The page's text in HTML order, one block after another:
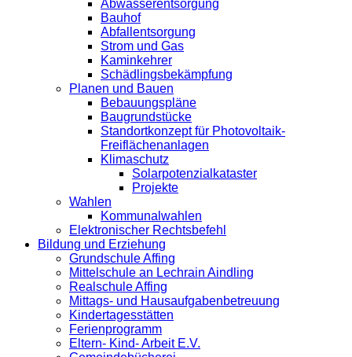
Abwasserentsorgung
Bauhof
Abfallentsorgung
Strom und Gas
Kaminkehrer
Schädlingsbekämpfung
Planen und Bauen
Bebauungspläne
Baugrundstücke
Standortkonzept für Photovoltaik-
Freiflächenanlagen
Klimaschutz
Solarpotenzialkataster
Projekte
Wahlen
Kommunalwahlen
Elektronischer Rechtsbefehl
Bildung und Erziehung
Grundschule Affing
Mittelschule an Lechrain Aindling
Realschule Affing
Mittags- und Hausaufgabenbetreuung
Kindertagesstätten
Ferienprogramm
Eltern- Kind- Arbeit E.V.